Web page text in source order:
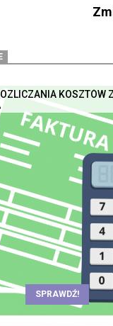
KOSZTÓW
SPRAWDŹ!